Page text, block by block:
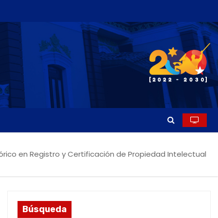
en Registro y Certificación de Propiedad Intelectual
Búsqueda